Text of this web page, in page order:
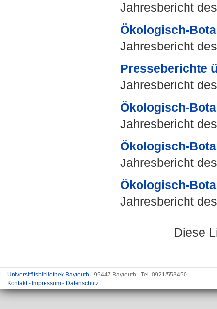
Jahresbericht
Ökologisch-
Jahresbericht
Presseberichte
Jahresbericht
Ökologisch-
Jahresbericht
Ökologisch-
Jahresbericht
Ökologisch-
Jahresbericht
Diese
Universitätsbibliothek Bayreuth - 95447 Bayreuth - Tel. 0921/553450
Kontakt- Impressum - Datenschutz